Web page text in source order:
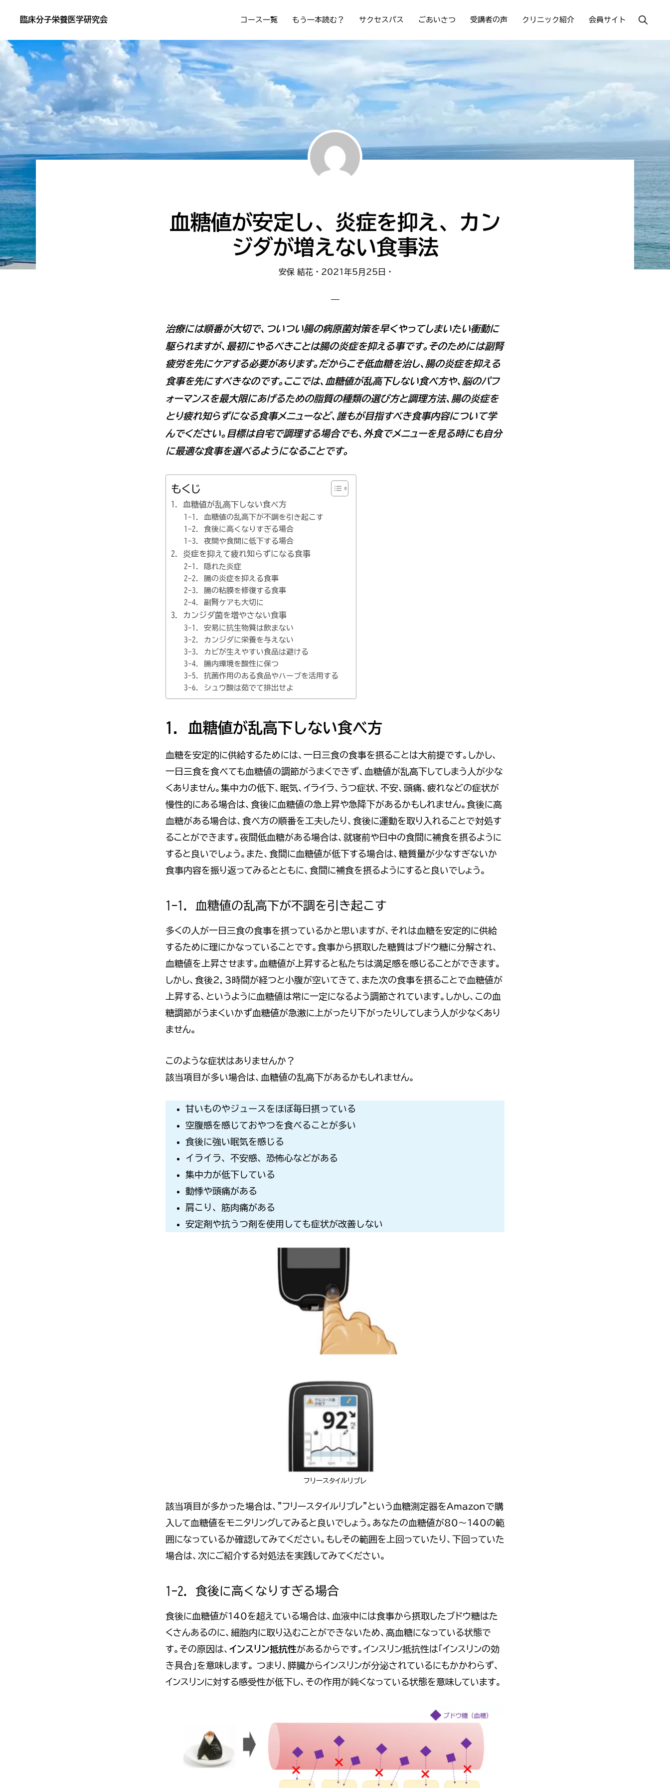
primary
navigation
main
content
臨床分子栄養医学研究会
な
た
の
リ
が
効
か
な
い
理
由
教
コース一覧 もう一本読む？ サクセスパス ごあいさつ 受講者の声 クリニック紹介 会員サイト Show
Search
血糖値が安定し、炎症を抑え、カン
ジダが増えない食事法
安保 結花 · 2021年5月25日 ·
治療には順番が大切で、ついつい腸の病原菌対策を早くやってしまいたい衝動に
駆られますが、最初にやるべきことは腸の炎症を抑える事です。そのためには副腎
疲労を先にケアする必要があります。だからこそ低血糖を治し、腸の炎症を抑える
食事を先にすべきなのです。ここでは、血糖値が乱高下しない食べ方や、脳のパフ
ォーマンスを最大限にあげるための脂質の種類の選び方と調理方法、腸の炎症を
とり疲れ知らずになる食事メニューなど、誰もが目指すべき食事内容について学
んでください。目標は自宅で調理する場合でも、外食でメニューを見る時にも自分
に最適な食事を選べるようになることです。
もくじ
1. 血糖値が乱高下しない食べ方
1-1. 血糖値の乱高下が不調を引き起こす
1-2. 食後に高くなりすぎる場合
1-3. 夜間や食間に低下する場合
2. 炎症を抑えて疲れ知らずになる食事
2-1. 隠れた炎症
2-2. 腸の炎症を抑える食事
2-3. 腸の粘膜を修復する食事
2-4. 副腎ケアも大切に
3. カンジダ菌を増やさない食事
3-1. 安易に抗生物質は飲まない
3-2. カンジダに栄養を与えない
3-3. カビが生えやすい食品は避ける
3-4. 腸内環境を酸性に保つ
3-5. 抗菌作用のある食品やハーブを活用する
3-6. シュウ酸は茹でて排出せよ
1. 血糖値が乱高下しない食べ方
血糖を安定的に供給するためには、一日三食の食事を摂ることは大前提です。しかし、
一日三食を食べても血糖値の調節がうまくできず、血糖値が乱高下してしまう人が少な
くありません。集中力の低下、眠気、イライラ、うつ症状、不安、頭痛、疲れなどの症状が
慢性的にある場合は、食後に血糖値の急上昇や急降下があるかもしれません。食後に高
血糖がある場合は、食べ方の順番を工夫したり、食後に運動を取り入れることで対処す
ることができます。夜間低血糖がある場合は、就寝前や日中の食間に補食を摂るように
すると良いでしょう。また、食間に血糖値が低下する場合は、糖質量が少なすぎないか
食事内容を振り返ってみるとともに、食間に補食を摂るようにすると良いでしょう。
1-1. 血糖値の乱高下が不調を引き起こす
多くの人が一日三食の食事を摂っているかと思いますが、それは血糖を安定的に供給
するために理にかなっていることです。食事から摂取した糖質はブドウ糖に分解され、
血糖値を上昇させます。血糖値が上昇すると私たちは満足感を感じることができます。
しかし、食後2，3時間が経つと小腹が空いてきて、また次の食事を摂ることで血糖値が
上昇する、というように血糖値は常に一定になるよう調節されています。しかし、この血
糖調節がうまくいかず血糖値が急激に上がったり下がったりしてしまう人が少なくあり
ません。
このような症状はありませんか？
該当項目が多い場合は、血糖値の乱高下があるかもしれません。
甘いものやジュースをほぼ毎日摂っている
空腹感を感じておやつを食べることが多い
食後に強い眠気を感じる
イライラ、不安感、恐怖心などがある
集中力が低下している
動悸や頭痛がある
肩こり、筋肉痛がある
安定剤や抗うつ剤を使用しても症状が改善しない
フリースタイルリブレ
該当項目が多かった場合は、”フリースタイルリブレ”という血糖測定器をAmazonで購
入して血糖値をモニタリングしてみると良いでしょう。あなたの血糖値が80～140の範
囲になっているか確認してみてください。もしその範囲を上回っていたり、下回っていた
場合は、次にご紹介する対処法を実践してみてください。
1-2. 食後に高くなりすぎる場合
食後に血糖値が140を超えている場合は、血液中には食事から摂取したブドウ糖はた
くさんあるのに、細胞内に取り込むことができないため、高血糖になっている状態で
す。その原因は、 インスリン抵抗性があるからです。インスリン抵抗性は「インスリンの効
き具合」を意味します。 つまり、膵臓からインスリンが分泌されているにもかかわらず、
インスリンに対する感受性が低下し、その作用が鈍くなっている状態を意味しています。